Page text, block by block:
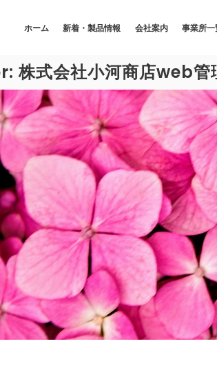
ホーム 新着・製品情報 会社案内 事業所一
株式会社小河商店web管